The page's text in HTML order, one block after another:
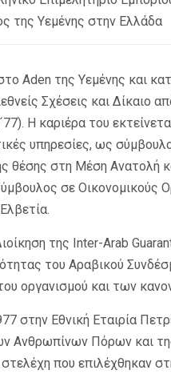
της Υεμένης στην Ελλάδα
Aden της Υεμένης και
Σχέσεις και Δίκαιο
Η καριέρα του
υπηρεσίες, ως
θέσης στη Μέση Ανατολή
σε Οικονομικούς
της Inter-Arab
του Αραβικού
οργανισμού και των
στην Εθνική Εταιρία
Ανθρωπίνων Πόρων και
που επιλέχθηκαν